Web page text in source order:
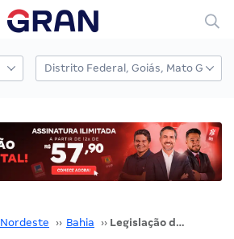
Nordeste ›› Bahia ›› Legislação do SUS – Questões comentadas por assertiva – Parte 3